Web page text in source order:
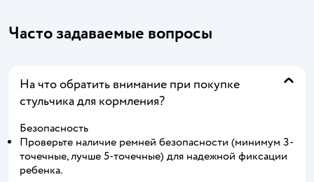
Часто задаваемые вопросы
На что обратить внимание при покупке
стульчика для кормления?
Безопасность
Проверьте наличие ремней безопасности (минимум 3-
точечные, лучше 5-точечные) для надежной фиксации
ребенка.